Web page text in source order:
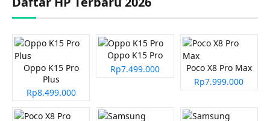
Oppo K15 Pro
Plus
Rp8.499.000
Oppo K15 Pro
Rp7.499.000
Poco X8 Pro Max
Rp7.999.000